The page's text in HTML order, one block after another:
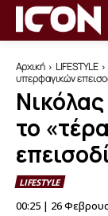
Αρχική LIFESTYLE
υπερφαγικών
το
LIFESTYLE
00:25 | 26